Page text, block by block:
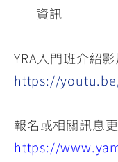
資訊
YRA入門班介紹
https://
報名或相關訊息
https://